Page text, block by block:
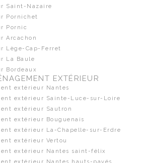
Saint-Nazaire
Pornichet
Pornic
Arcachon
Lège-Cap-Ferret
La Baule
Bordeaux
EXTÉRIEUR
extérieur Nantes
extérieur Sainte-Luce-sur-Loire
extérieur Sautron
extérieur Bouguenais
extérieur La-Chapelle-sur-Erdre
extérieur Vertou
extérieur Nantes saint-félix